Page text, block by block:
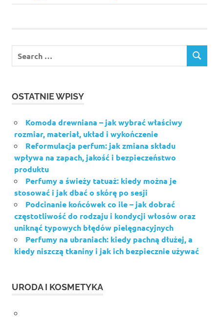
OSTATNIE WPISY
Komoda drewniana – jak wybrać właściwy
rozmiar, materiał, układ i wykończenie
Reformulacja perfum: jak zmiana składu
wpływa na zapach, jakość i bezpieczeństwo
produktu
Perfumy a świeży tatuaż: kiedy można je
stosować i jak dbać o skórę po sesji
Podcinanie końcówek co ile – jak dobrać
częstotliwość do rodzaju i kondycji włosów oraz
uniknąć typowych błędów pielęgnacyjnych
Perfumy na ubraniach: kiedy pachną dłużej, a
kiedy niszczą tkaniny i jak ich bezpiecznie używać
URODA I KOSMETYKA